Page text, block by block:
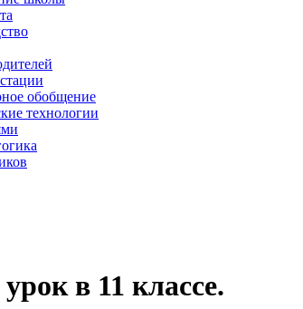
обобщение
технологии
в 11 классе.